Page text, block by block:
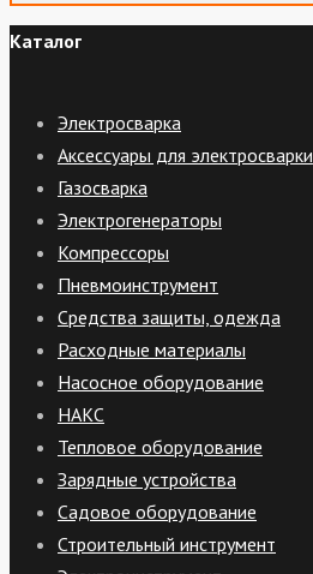
Каталог
Электросварка
Аксессуары для электросварки
Газосварка
Электрогенераторы
Компрессоры
Пневмоинструмент
Средства защиты, одежда
Расходные материалы
Насосное оборудование
НАКС
Тепловое оборудование
Зарядные устройства
Садовое оборудование
Строительный инструмент